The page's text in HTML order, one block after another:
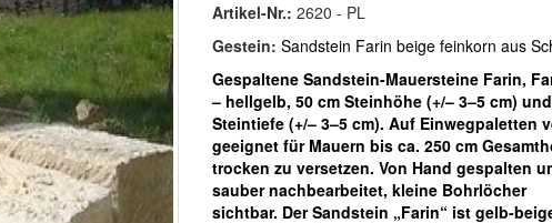
Artikel-Nr.: 2620 - PL
Gestein: Sandstein Farin beige feinkorn aus
Gespaltene Sandstein-Mauersteine Farin,
– hellgelb, 50 cm Steinhöhe (+/– 3–5 cm)
Steintiefe (+/– 3–5 cm). Auf Einwegpaletten
geeignet für Mauern bis ca. 250 cm
trocken zu versetzen. Von Hand gespalten
sauber nachbearbeitet, kleine Bohrlöcher
sichtbar. Der Sandstein „Farin“ ist gelb-